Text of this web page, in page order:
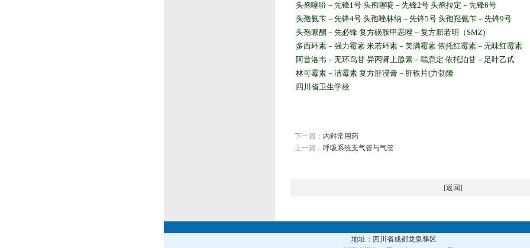
头孢噻吩－先锋1号 头孢噻啶－先锋2号 头孢拉定－先锋6号
头孢氨苄－先锋4号 头孢唑林纳－先锋5号 头孢羟氨苄－先锋9号
头孢哌酮－先必锋 复方磺胺甲恶唑－复方新若明（SMZ)
多西环素－强力霉素 米若环素－美满霉素 依托红霉素－无味红霉素
阿昔洛韦－无环鸟苷 异丙肾上腺素－喘息定 依托泊苷－足叶乙甙
林可霉素－洁霉素 复方肝浸膏－肝铁片(力勃隆
四川省卫生学校
下一篇： 内科常用药
上一篇： 呼吸系统支气管与气管
[返回]
地址：四川省成都龙泉驿区